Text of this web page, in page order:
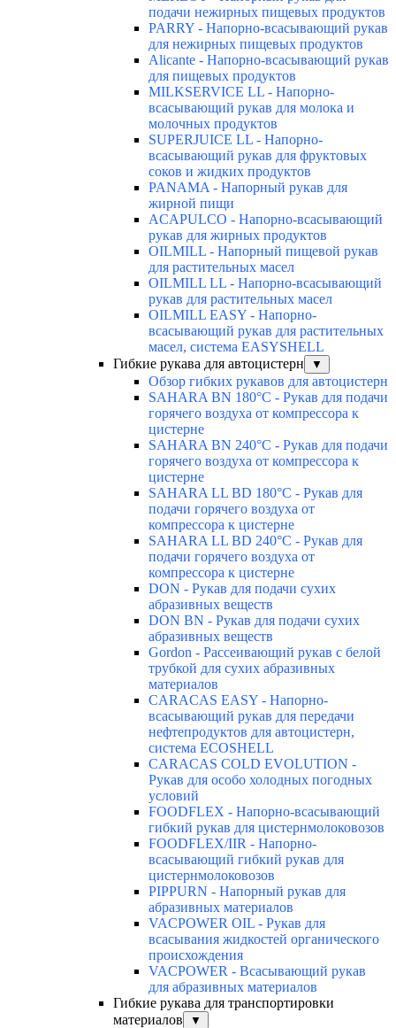
подачи нежирных пищевых продуктов
PARRY - Напорно-всасывающий рукав
для нежирных пищевых продуктов
Alicante - Напорно-всасывающий рукав
для пищевых продуктов
MILKSERVICE LL - Напорно-
всасывающий рукав для молока и
молочных продуктов
SUPERJUICE LL - Напорно-
всасывающий рукав для фруктовых
соков и жидких продуктов
PANAMA - Напорный рукав для
жирной пищи
ACAPULCO - Напорно-всасывающий
рукав для жирных продуктов
OILMILL - Напорный пищевой рукав
для растительных масел
OILMILL LL - Напорно-всасывающий
рукав для растительных масел
OILMILL EASY - Напорно-
всасывающий рукав для растительных
масел, система EASYSHELL
Гибкие рукава для автоцистерн
▼
Обзор гибких рукавов для автоцистерн
SAHARA BN 180°C - Рукав для подачи
горячего воздуха от компрессора к
цистерне
SAHARA BN 240°C - Рукав для подачи
горячего воздуха от компрессора к
цистерне
SAHARA LL BD 180°C - Рукав для
подачи горячего воздуха от
компрессора к цистерне
SAHARA LL BD 240°C - Рукав для
подачи горячего воздуха от
компрессора к цистерне
DON - Рукав для подачи сухих
абразивных веществ
DON BN - Рукав для подачи сухих
абразивных веществ
Gordon - Рассеивающий рукав с белой
трубкой для сухих абразивных
материалов
CARACAS EASY - Напорно-
всасывающий рукав для передачи
нефтепродуктов для автоцистерн,
система ECOSHELL
CARACAS COLD EVOLUTION -
Рукав для особо холодных погодных
условий
FOODFLEX - Напорно-всасывающий
гибкий рукав для цистернмолоковозов
FOODFLEX/IIR - Напорно-
всасывающий гибкий рукав для
цистернмолоковозов
PIPPURN - Напорный рукав для
абразивных материалов
VACPOWER OIL - Рукав для
всасывания жидкостей органического
происхождения
VACPOWER - Всасывающий рукав
для абразивных материалов
Гибкие рукава для транспортировки
материалов
▼